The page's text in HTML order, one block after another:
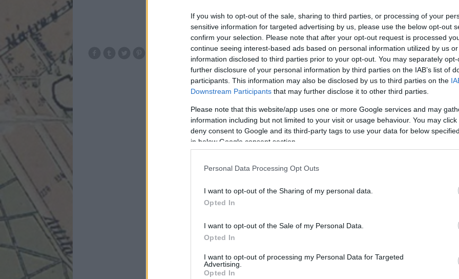
If you wish to opt-out of the sale, sharing to third parties, or processing of your
sensitive information for targeted advertising by us, please use the below opt-out
confirm your selection. Please note that after your opt-out request is processed
continue seeing interest-based ads based on personal information utilized by us
information disclosed to third parties prior to your opt-out. You may separately
further disclosure of your personal information by third parties on the IAB’s list of
participants. This information may also be disclosed by us to third parties on the
Downstream Participants that may further disclose it to other third parties.
Please note that this website/app uses one or more Google services and may
information including but not limited to your visit or usage behaviour. You may
deny consent to Google and its third-party tags to use your data for below
in below Google consent section.
Personal Data Processing Opt Outs
I want to opt-out of the Sharing of my personal data.
Opted In
I want to opt-out of the Sale of my Personal Data.
Opted In
I want to opt-out of processing my Personal Data for Targeted
Advertising.
Opted In
TOVÁBB
4komment
zeneakademia szecesszio bp06 1907 korbfloris gierglkalman A